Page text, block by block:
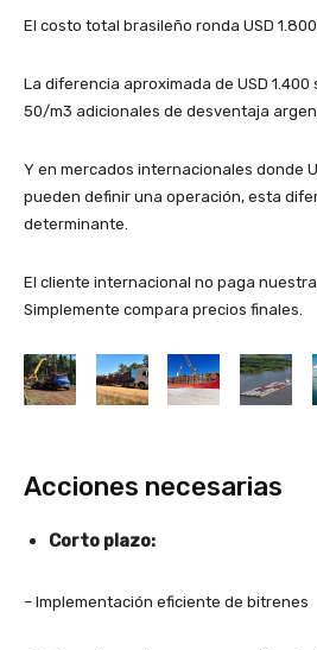
El costo total brasileño ronda USD
La diferencia aproximada de USD 1.400
50/m3 adicionales de desventaja
Y en mercados internacionales donde
pueden definir una operación, esta
determinante.
El cliente internacional no paga
Simplemente compara precios finales.
Acciones necesarias
Corto plazo:
– Implementación eficiente de bitrenes